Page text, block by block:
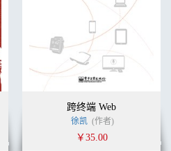
跨终端 Web
徐凯 (作者)
￥35.00